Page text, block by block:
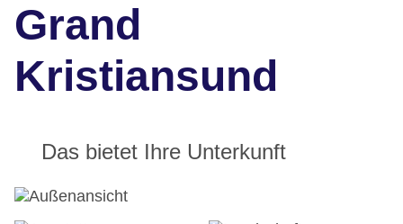
Grand
Kristiansund
Das bietet Ihre Unterkunft